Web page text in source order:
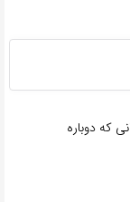
که دوباره